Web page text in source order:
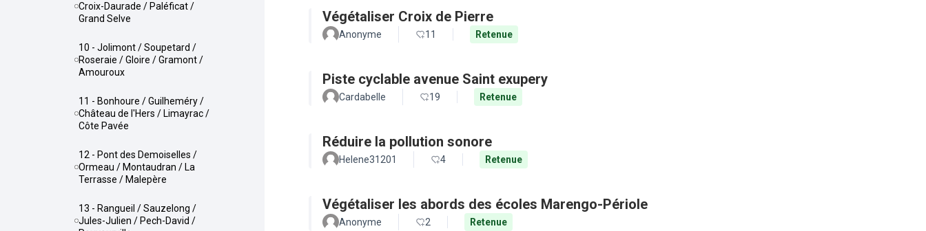
Croix-Daurade / Paléficat /
Grand Selve
10 - Jolimont / Soupetard /
Roseraie / Gloire / Gramont /
Amouroux
11 - Bonhoure / Guilheméry /
Château de l'Hers / Limayrac /
Côte Pavée
12 - Pont des Demoiselles /
Ormeau / Montaudran / La
Terrasse / Malepère
13 - Rangueil / Sauzelong /
Jules-Julien / Pech-David /
Végétaliser Croix de Pierre
Anonyme 11 Retenue
Piste cyclable avenue Saint exupery
Cardabelle 19 Retenue
Réduire la pollution sonore
Helene31201 4 Retenue
Végétaliser les abords des écoles Marengo-Périole
Anonyme 2 Retenue